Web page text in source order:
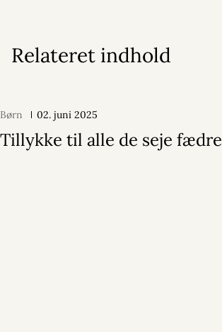
Relateret indhold
Børn 02. juni 2025
Tillykke til alle de seje fædre